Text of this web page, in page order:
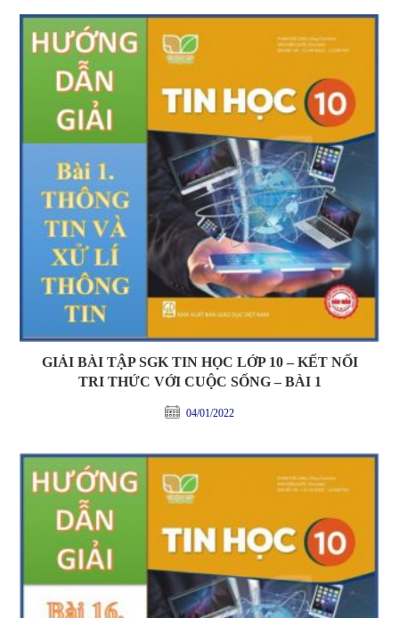
GIẢI BÀI TẬP SGK TIN HỌC LỚP 10 – KẾT NỐI
TRI THỨC VỚI CUỘC SỐNG – BÀI 1
04/01/2022